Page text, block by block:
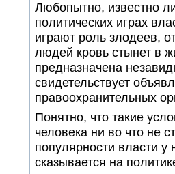
Любопытно, известно
политических играх
играют роль злодеев,
людей кровь стынет в
предназначена
свидетельствует
правоохранительных
Понятно, что такие
человека ни во что не
популярности власти у
сказывается на